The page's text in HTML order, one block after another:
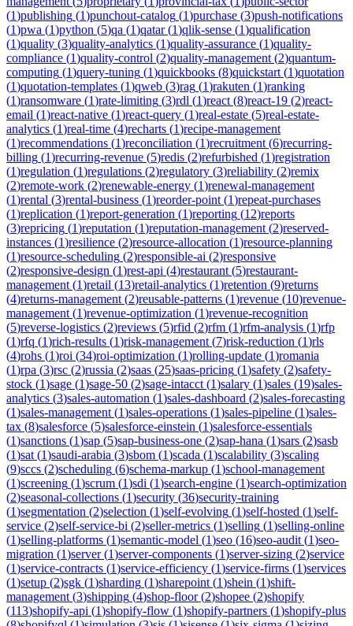
(1)publishing (1)punchout-catalog (1)purchase (3)push-notifications
(1)pwa (1)python (5)qa (1)qatar(1)qlik-sense (1)qualification
(1)quality (3)quality-analytics (1)quality-assurance (1)quality-
compliance (1)quality-control (2)quality-management (2)quantum-
computing (1)query-tuning (1)quickbooks (8)quickstart (1)quotation
(1)quotation-templates (1)qweb (3)rag (1)rakuten (1)ranking
(1)ransomware (1)rate-limiting (3)rdl (1)react (8)react-19 (2)react-
email (1)react-native (1)react-query (1)real-estate (5)real-estate-
analytics (1)real-time (4)recharts (1)recipe-management
(1)recommendations (1)reconciliation (1)recruitment (6)recurring-
billing (1)recurring-revenue (5)redis (2)refurbished (1)registration
(1)regulation (1)regulations (2)regulatory (3)reliability (2)remix
(2)remote-work (2)renewable-energy (1)renewal-management
(1)rental (3)rental-business (1)reorder-point (1)repeat-purchases
(1)replication (1)report-generation (1)reporting (12)reports
(3)repricing (1)reputation (1)reputation-management (2)reserved-
instances (1)resilience (2)resource-allocation (1)resource-planning
(1)resource-scheduling (2)responsible-ai (2)responsive
(2)responsive-design (1)rest-api (4)restaurant (5)restaurant-
management (1)retail (13)retail-analytics (1)retention (9)returns
(4)returns-management (2)reusable-patterns (1)revenue (10)revenue-
management (1)revenue-optimization (1)revenue-recognition
(5)reverse-logistics (2)reviews (5)rfid (2)rfm (1)rfm-analysis (1)rfp
(1)rfq (1)rich-results (1)risk-management (7)risk-reduction (1)rls
(4)rohs (1)roi (34)roi-optimization (1)rolling-update (1)romania
(1)rpa (3)rsc (2)russia (2)saas (25)saas-pricing (1)safety (2)safety-
stock (1)sage (1)sage-50 (2)sage-intacct (1)salary (1)sales (19)sales-
analytics (3)sales-automation (1)sales-dashboard (2)sales-forecasting
(1)sales-management (1)sales-operations (1)sales-pipeline (1)sales-
tax (8)salesforce (5)salesforce-einstein (1)salesforce-essentials
(1)sanctions (1)sap (5)sap-business-one (2)sap-hana (1)sars (2)sasb
(1)sat (1)saudi-arabia (3)sbom (1)scada (1)scalability (3)scaling
(9)sccs (2)scheduling (6)schema-markup (1)school-management
(1)screening (1)scrum (1)sdi (1)search-engine (1)search-optimization
(2)seasonal-collections (1)security (36)security-training
(1)segmentation (2)selection (1)self-evolving (1)self-hosted (1)self-
service (2)self-service-bi (2)seller-metrics (1)selling (1)selling-online
(1)selling-platforms (1)semantic-model (1)seo (16)seo-audit (1)seo-
migration (1)server(1)server-components (1)server-sizing (2)service
(1)service-contracts (1)service-efficiency (1)service-firms (1)services
(1)setup (2)sgk (1)sharding (1)sharepoint (1)shein (1)shift-
management (3)shipping (4)shop-floor(2)shopee (2)shopify
(113)shopify-api (1)shopify-flow (1)shopify-partners (1)shopify-plus